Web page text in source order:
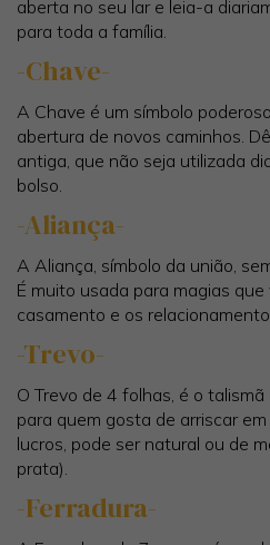
aberta no seu lar e leia-a
para toda a família.
-Chave-
A Chave é um símbolo
abertura de novos caminhos.
antiga, que não seja utilizada
bolso.
-Aliança-
A Aliança, símbolo da união,
É muito usada para magias
casamento e os
-Trevo-
O Trevo de 4 folhas, é o
para quem gosta de arriscar
lucros, pode ser natural ou de
prata).
-Ferradura-